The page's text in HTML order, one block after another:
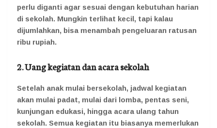
perlu diganti agar sesuai dengan kebutuhan harian
di sekolah. Mungkin terlihat kecil, tapi kalau
dijumlahkan, bisa menambah pengeluaran ratusan
ribu rupiah.
2. Uang kegiatan dan acara sekolah
Setelah anak mulai bersekolah, jadwal kegiatan
akan mulai padat, mulai dari lomba, pentas seni,
kunjungan edukasi, hingga acara ulang tahun
sekolah. Semua kegiatan itu biasanya memerlukan